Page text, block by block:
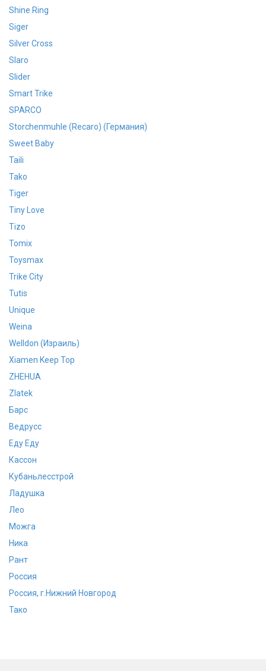
Shine Ring
Siger
Silver Cross
Slaro
Slider
Smart Trike
SPARCO
Storchenmuhle (Recaro) (Германия)
Sweet Baby
Taili
Tako
Tiger
Tiny Love
Tizo
Tomix
Toysmax
Trike City
Tutis
Unique
Weina
Welldon (Израиль)
Xiamen Keep Top
ZHEHUA
Zlatek
Барс
Ведрусс
Еду Еду
Кассон
Кубаньлесстрой
Ладушка
Лео
Можга
Ника
Рант
Россия
Россия, г.Нижний Новгород
Тако